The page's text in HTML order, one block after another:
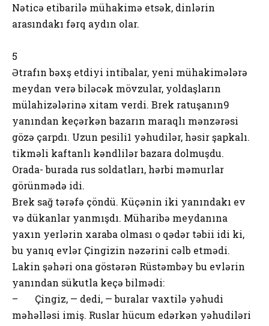
Nəticə etibarilə mühakimə etsək, dinlərin
arasındakı fərq aydın olar.
5
Ətrafın bəxş etdiyi intibalar, yeni mühakimələrə
meydan verə biləcək mövzular, yoldaşların
mülahizələrinə xitam verdi. Brek ratuşanın9
yanından keçərkən bazarın maraqlı mənzərəsi
gözə çarpdı. Uzun pesili1 yəhudilər, həsir şapkalı.
tikməli kaftanlı kəndlilər bazara dolmuşdu.
Orada- burada rus soldatları, hərbi məmurlar
görünmədə idi.
Brek sağ tərəfə çöndü. Küçənin iki yanındakı ev
və dükanlar yanmışdı. Müharibə meydanına
yaxın yerlərin xaraba olması o qədər təbii idi ki,
bu yanıq evlər Çingizin nəzərini cəlb etmədi.
Lakin şəhəri ona göstərən Rüstəmbəy bu evlərin
yanından sükutla keçə bilmədi:
– Çingiz, — dedi, — buralar vaxtilə yəhudi
məhəlləsi imiş. Ruslar hücum edərkən yəhudiləri